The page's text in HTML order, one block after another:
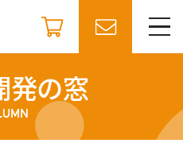
発の窓